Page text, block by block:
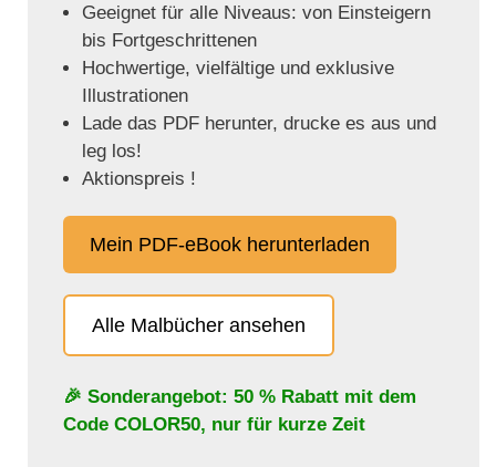
Geeignet für alle Niveaus: von Einsteigern
bis Fortgeschrittenen
Hochwertige, vielfältige und exklusive
Illustrationen
Lade das PDF herunter, drucke es aus und
leg los!
Aktionspreis !
Mein PDF-eBook herunterladen
Alle Malbücher ansehen
🎉 Sonderangebot: 50 % Rabatt mit dem
Code COLOR50, nur für kurze Zeit